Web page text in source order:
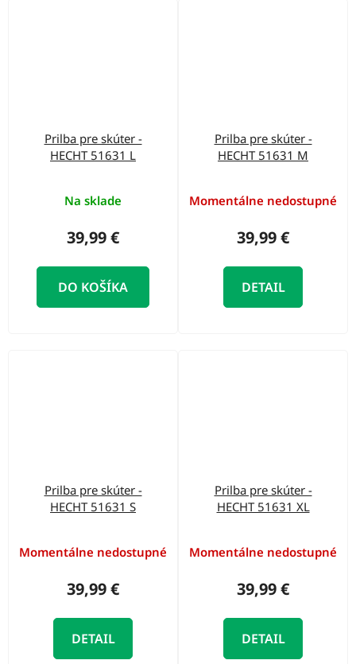
Prilba pre skúter -
HECHT 51631 L
Na sklade
39,99 €
DO KOŠÍKA
Prilba pre skúter -
HECHT 51631 M
Momentálne nedostupné
39,99 €
DETAIL
Prilba pre skúter -
HECHT 51631 S
Momentálne nedostupné
39,99 €
DETAIL
Prilba pre skúter -
HECHT 51631 XL
Momentálne nedostupné
39,99 €
DETAIL